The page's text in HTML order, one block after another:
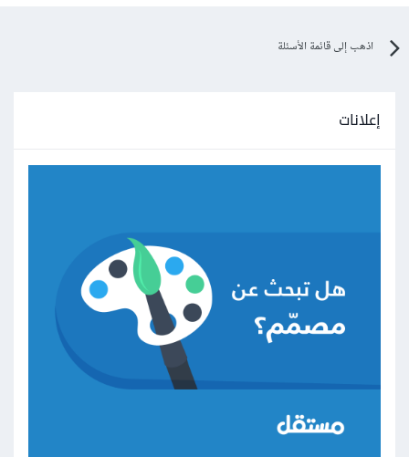
اذهب إلى قائمة الأسئلة
إعلانات